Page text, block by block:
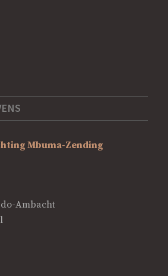
Mbuma-Zending
Ambacht